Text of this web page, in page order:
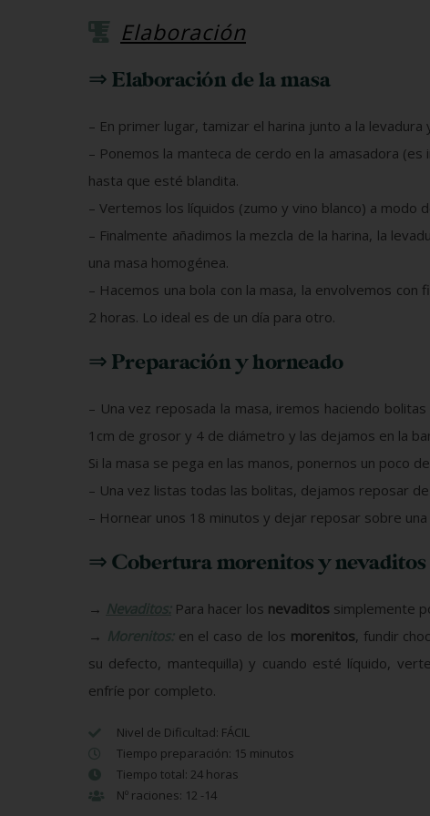
Elaboración
⇒ Elaboración de la masa
– En primer lugar, tamizar el harina junto a la levadura
– Ponemos la manteca de cerdo en la amasadora
hasta que esté blandita.
– Vertemos los líquidos (zumo y vino blanco) a modo
– Finalmente añadimos la mezcla de la harina, la
una masa homogénea.
– Hacemos una bola con la masa, la envolvemos
2 horas. Lo ideal es de un día para otro.
⇒ Preparación y horneado
– Una vez reposada la masa, iremos haciendo
1cm de grosor y 4 de diámetro y las dejamos en la
Si la masa se pega en las manos, ponernos un poco
– Una vez listas todas las bolitas, dejamos reposar
– Hornear unos 18 minutos y dejar reposar sobre
⇒ Cobertura morenitos y nevaditos
→ Nevaditos:Para hacer los nevaditos simplemente
→ Morenitos:en el caso de los morenitos, fundir
su defecto, mantequilla) y cuando esté líquido,
enfríe por completo.
Nivel de Dificultad: FÁCIL
Tiempo preparación: 15 minutos
Tiempo total: 24 horas
Nº raciones: 12 -14